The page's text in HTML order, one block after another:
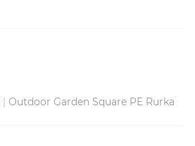
| Outdoor Garden Square PE Rurka